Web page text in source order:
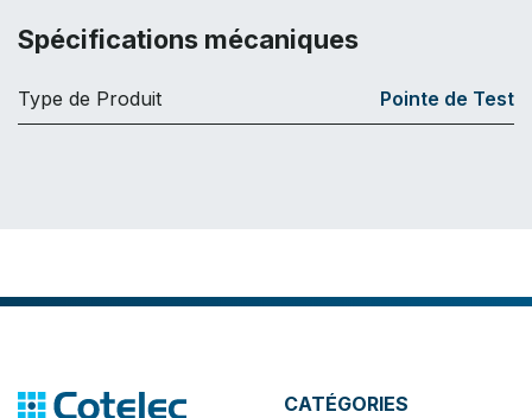
Spécifications mécaniques
Type de Produit Pointe de Test
CATÉGORIES